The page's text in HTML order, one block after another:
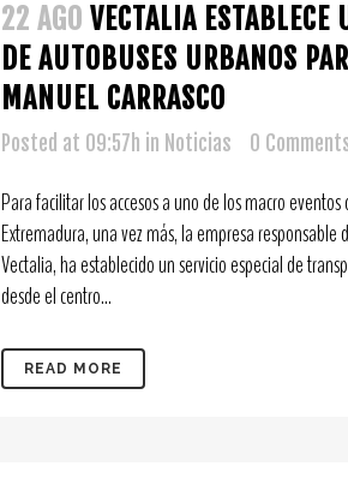
22 AGO VECTALIA ESTABLECE
DE AUTOBUSES URBANOS
MANUEL CARRASCO
Posted at 09:57h in Noticias 0
Para facilitar los accesos a uno de los macro
Extremadura, una vez más, la empresa
Vectalia, ha establecido un servicio especial de
desde el centro...
READ MORE